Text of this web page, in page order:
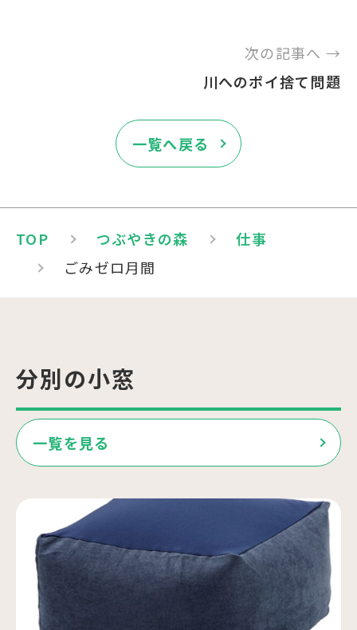
次の記事へ →
川へのポイ捨て問題
一覧へ戻る
TOP つぶやきの森
仕事
ごみゼロ月間
分別の小窓
一覧を見る